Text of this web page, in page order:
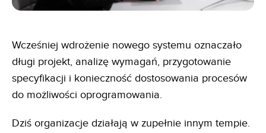
Wcześniej wdrożenie nowego systemu oznaczało
długi projekt, analizę wymagań, przygotowanie
specyfikacji i konieczność dostosowania procesów
do możliwości oprogramowania.
Dziś organizacje działają w zupełnie innym tempie.